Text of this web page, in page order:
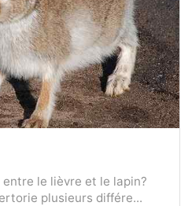
le lièvre et le lapin?
plusieurs différe...